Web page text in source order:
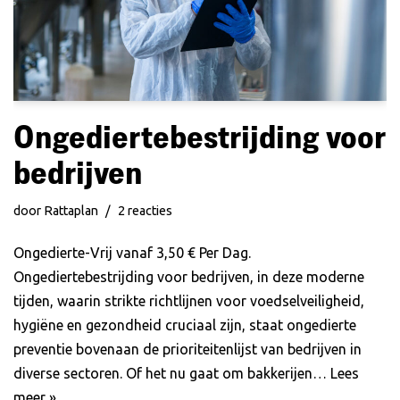
Ongediertebestrijding voor
bedrijven
door Rattaplan 2 reacties
Ongedierte-Vrij vanaf 3,50 € Per Dag.
Ongediertebestrijding voor bedrijven, in deze moderne
tijden, waarin strikte richtlijnen voor voedselveiligheid,
hygiëne en gezondheid cruciaal zijn, staat ongedierte
preventie bovenaan de prioriteitenlijst van bedrijven in
diverse sectoren. Of het nu gaat om bakkerijen… Lees